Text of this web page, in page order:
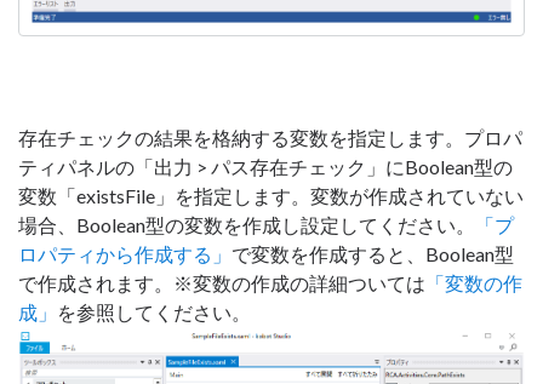
存在チェックの結果を格納する変数を指定します。プロパ
ティパネルの「出力 > パス存在チェック」にBoolean型の
変数「existsFile」を指定します。変数が作成されていない
場合、Boolean型の変数を作成し設定してください。
「プ
ロパティから作成する」 で変数を作成すると、Boolean型
で作成されます。※変数の作成の詳細ついては 「変数の作
成」 を参照してください。